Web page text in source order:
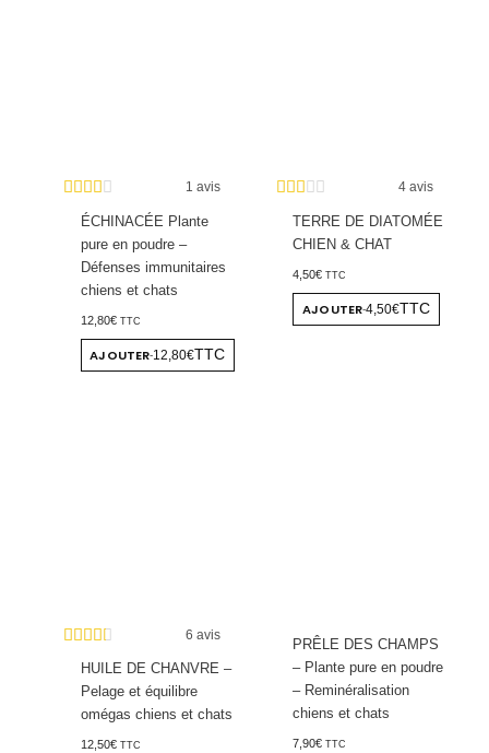
1 avis
ÉCHINACÉE Plante
pure en poudre –
Défenses immunitaires
chiens et chats
12,80€ TTC
AJOUTER-12,80€TTC
4 avis
TERRE DE DIATOMÉE
CHIEN & CHAT
4,50€ TTC
AJOUTER-4,50€TTC
6 avis
HUILE DE CHANVRE –
Pelage et équilibre
omégas chiens et chats
12,50€ TTC
PRÊLE DES CHAMPS
– Plante pure en poudre
– Reminéralisation
chiens et chats
7,90€ TTC